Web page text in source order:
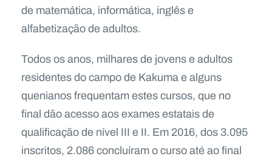
de matemática, informática, inglês e
alfabetização de adultos.
Todos os anos, milhares de jovens e adultos
residentes do campo de Kakuma e alguns
quenianos frequentam estes cursos, que no
final dão acesso aos exames estatais de
qualificação de nível III e II. Em 2016, dos 3.095
inscritos, 2.086 concluíram o curso até ao final